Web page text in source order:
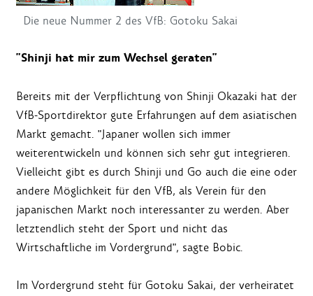
Die neue Nummer 2 des VfB: Gotoku Sakai
"Shinji hat mir zum Wechsel geraten"
Bereits mit der Verpflichtung von Shinji Okazaki hat der
VfB-Sportdirektor gute Erfahrungen auf dem asiatischen
Markt gemacht. "Japaner wollen sich immer
weiterentwickeln und können sich sehr gut integrieren.
Vielleicht gibt es durch Shinji und Go auch die eine oder
andere Möglichkeit für den VfB, als Verein für den
japanischen Markt noch interessanter zu werden. Aber
letztendlich steht der Sport und nicht das
Wirtschaftliche im Vordergrund", sagte Bobic.
Im Vordergrund steht für Gotoku Sakai, der verheiratet